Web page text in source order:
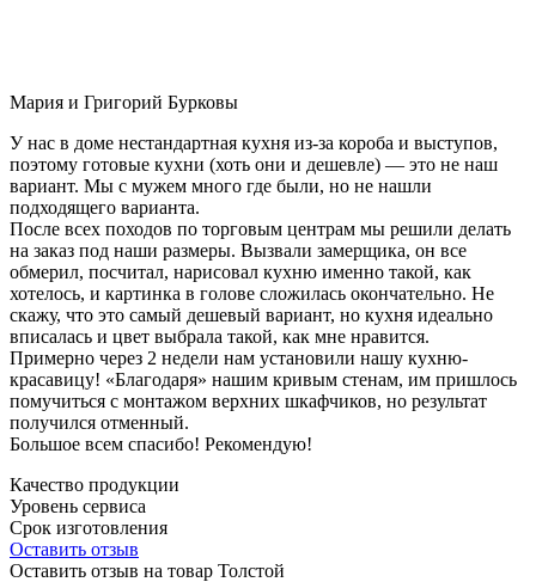
Мария и Григорий Бурковы
У нас в доме нестандартная кухня из-за короба и выступов,
поэтому готовые кухни (хоть они и дешевле) — это не наш
вариант. Мы с мужем много где были, но не нашли
подходящего варианта.
После всех походов по торговым центрам мы решили делать
на заказ под наши размеры. Вызвали замерщика, он все
обмерил, посчитал, нарисовал кухню именно такой, как
хотелось, и картинка в голове сложилась окончательно. Не
скажу, что это самый дешевый вариант, но кухня идеально
вписалась и цвет выбрала такой, как мне нравится.
Примерно через 2 недели нам установили нашу кухню-
красавицу! «Благодаря» нашим кривым стенам, им пришлось
помучиться с монтажом верхних шкафчиков, но результат
получился отменный.
Большое всем спасибо! Рекомендую!
Качество продукции
Уровень сервиса
Срок изготовления
Оставить отзыв
Оставить отзыв на товар Толстой